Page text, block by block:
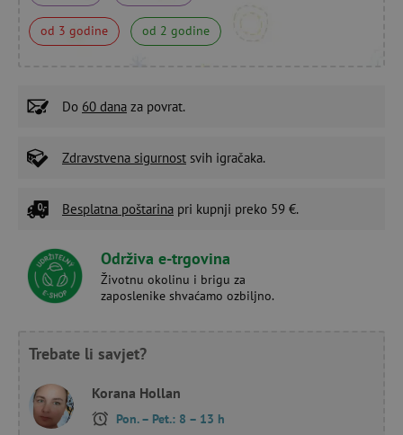
od 3 godine od 2 godine
Do 60 dana za povrat.
Zdravstvena sigurnost svih igračaka.
Besplatna poštarina pri kupnji preko 59 €.
Održiva e-trgovina
Životnu okolinu i brigu za
zaposlenike shvaćamo ozbiljno.
Trebate li savjet?
Korana Hollan
Pon. – Pet.: 8 – 13 h